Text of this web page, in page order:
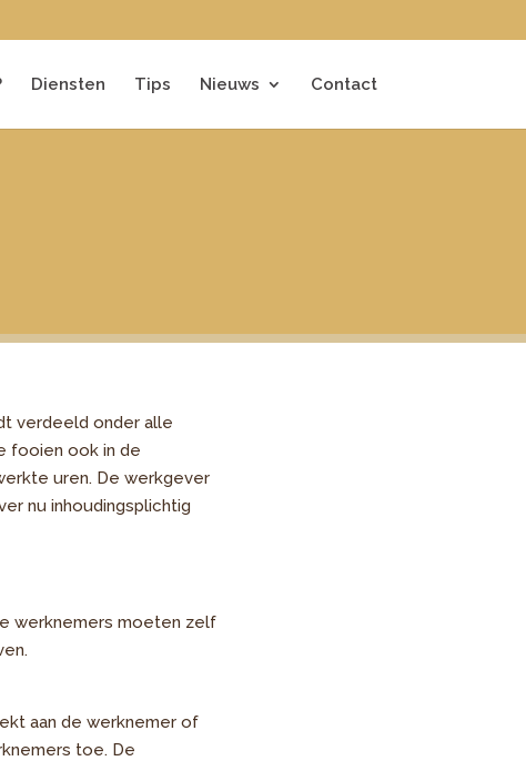
Diensten Tips Nieuws Contact
verdeeld onder alle
fooien ook in de
uren. De werkgever
nu inhoudingsplichtig
werknemers moeten zelf
aan de werknemer of
toe. De